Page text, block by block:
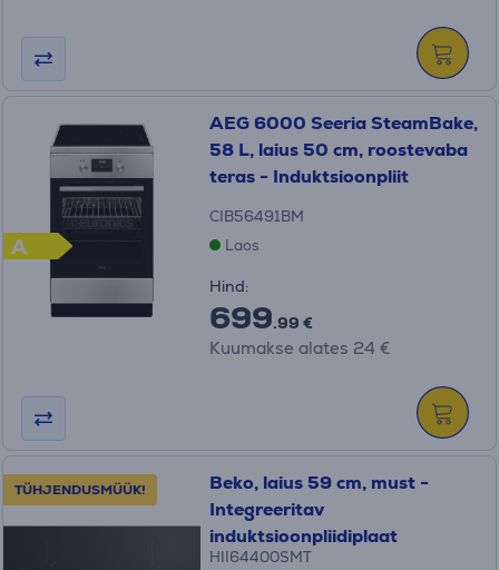
A
AEG 6000 Seeria SteamBake,
58 L, laius 50 cm, roostevaba
teras - Induktsioonpliit
CIB56491BM
Laos
Hind:
699.99 €
Kuumakse alates 24 €
TÜHJENDUSMÜÜK!
Beko, laius 59 cm, must -
Integreeritav
induktsioonpliidiplaat
HII64400SMT